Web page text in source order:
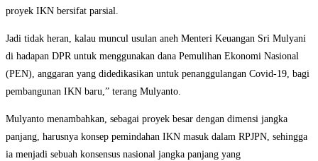
proyek IKN bersifat parsial.
Jadi tidak heran, kalau muncul usulan aneh Menteri Keuangan Sri Mulyani
di hadapan DPR untuk menggunakan dana Pemulihan Ekonomi Nasional
(PEN), anggaran yang didedikasikan untuk penanggulangan Covid-19, bagi
pembangunan IKN baru,” terang Mulyanto.
Mulyanto menambahkan, sebagai proyek besar dengan dimensi jangka
panjang, harusnya konsep pemindahan IKN masuk dalam RPJPN, sehingga
ia menjadi sebuah konsensus nasional jangka panjang yang